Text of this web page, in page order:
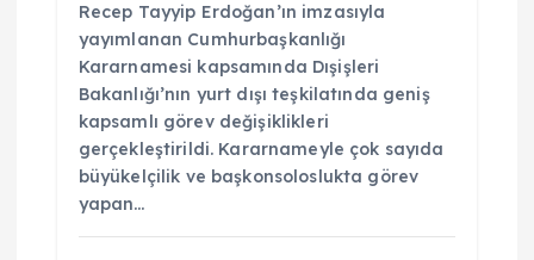
Recep Tayyip Erdoğan’ın imzasıyla
yayımlanan Cumhurbaşkanlığı
Kararnamesi kapsamında Dışişleri
Bakanlığı’nın yurt dışı teşkilatında geniş
kapsamlı görev değişiklikleri
gerçekleştirildi. Kararnameyle çok sayıda
büyükelçilik ve başkonsoloslukta görev
yapan…